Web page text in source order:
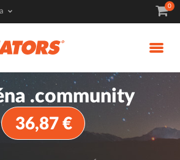
0
.community
36,87 €